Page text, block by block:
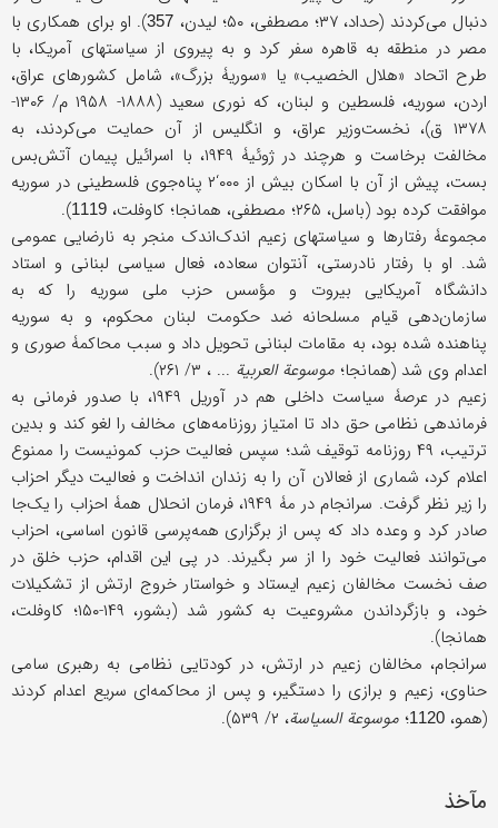
دنبال می‌کردند (حداد، ۳۷؛ مصطفى، ۵۰؛ لیدن،
357). او برای همکاری با
مصر در منطقه به قاهره سفر کرد و به پیروی از سیاستهای آمریکا، با
طرح اتحاد «هلال الخصیب» یا «سوریۀ بزرگ»، شامل کشورهای عراق،
اردن، سوریه، فلسطین و لبنان، که نوری سعید (۱۸۸۸- ۱۹۵۸ م/ ۱۳۰۶-
۱۳۷۸ ق)، نخست‌وزیر عراق، و انگلیس از آن حمایت می‌کردند، به
مخالفت برخاست و هرچند در ژوئیۀ ۱۹۴۹، با اسرائیل پیمان آتش‌بس
بست، پیش از آن با اسکان بیش از ۰۰۰‘۲ پناه‌جوی فلسطینی در سوریه
موافقت کرده بود (باسل، ۲۶۵؛ مصطفى، همانجا؛ کاوفلت،
1119
).
مجموعۀ رفتارها و سیاستهای زعیم اندک‌اندک منجر به نارضایی عمومی
شد. او با رفتار نادرستی، آنتوان سعاده، فعال سیاسی لبنانی و استاد
دانشگاه آمریکایی بیروت و مؤسس حزب ملی سوریه را که به
سازمان‌دهی قیام مسلحانه ضد حکومت لبنان محکوم، و به سوریه
پناهنده شده بود، به مقامات لبنانی تحویل داد و سبب محاکمۀ صوری و
اعدام وی شد (همانجا؛ موسوعةالعربیة ... ، ۳/ ۲۶۱).
زعیم در عرصۀ سیاست داخلی هم در آوریل ۱۹۴۹، با صدور فرمانی به
فرماندهی نظامی حق داد تا امتیاز روزنامه‌های مخالف را لغو کند و بدین
ترتیب، ۴۹ روزنامه توقیف شد؛ سپس فعالیت حزب کمونیست را ممنوع
اعلام کرد، شماری از فعالان آن را به زندان انداخت و فعالیت دیگر احزاب
را زیر نظر گرفت. سرانجام در مۀ ۱۹۴۹، فرمان انحلال همۀ احزاب را یک‌جا
صادر کرد و وعده داد که پس از برگزاری همه‌پرسی قانون اساسی، احزاب
می‌توانند فعالیت خود را از سر بگیرند. در پی این اقدام، حزب خلق در
صف نخست مخالفان زعیم ایستاد و خواستار خروج ارتش از تشکیلات
خود، و بازگرداندن مشروعیت به کشور شد (بشور، ۱۴۹-۱۵۰؛ کاوفلت،
همانجا).
سرانجام، مخالفان زعیم در ارتش، در کودتایی نظامی به رهبری سامی
حناوی، زعیم و برازی را دستگیر، و پس از محاکمه‌ای سریع اعدام کردند
(همو، 1120؛ موسوعة السیاسة، ۲/ ۵۳۹).
مآخذ